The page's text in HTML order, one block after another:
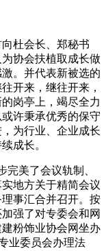
杜会长、郑秘书
协会扶植取成长做
。并代表新被选的
开来，继往开来，
岗亭上，竭尽全力
许秉承优秀的保守
为行业、企业成长
成长。
美了会议轨制、
地方关于精简会议
事汇合并召开。按
强了对专委会和网
粉饰业协会网坐办
业委员会办理法